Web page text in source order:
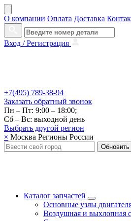
О компании Оплата Доставка
Вход /Регистрация
+7(495) 789-38-94
Заказать обратный звонок
Пн – Пт: 9:00 – 18:00;
Сб – Вс: выходной день
Выбрать другой регион
× Москва Регионы России
Обновить
Каталог запчастей
Основные узлы
Воздушная и выхлопная